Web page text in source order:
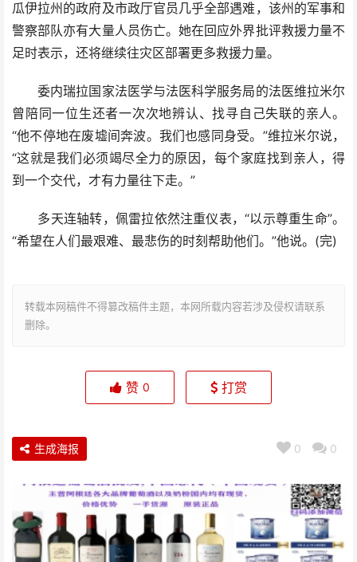
瓜伊拉州的政府及市政厅官员几乎全部遇难，该州的军事和
警察部队亦有大量人员伤亡。她在回应外界批评救援力量不
足时表示，还将继续往灾区部署更多救援力量。
委内瑞拉国家法医学与法医科学服务局的法医维拉米尔
曾陪同一位生还者一次次地辨认、找寻自己失联的亲人。
“他不停地在废墟间奔波。我们也感同身受。”维拉米尔说，
“这就是我们必须竭尽全力的原因，每个家庭找到亲人，得
到一个交代，才有力量往下走。”
多天连轴转，佩雷拉依然注重仪表，“以示尊重生命”。
“希望在人们最艰难、最悲伤的时刻帮助他们。”他说。(完)
转载本网稿件不得篡改稿件主题，本网所载内容若涉及侵权请联系
删除。
赞 0 打赏
0 0
生成海报